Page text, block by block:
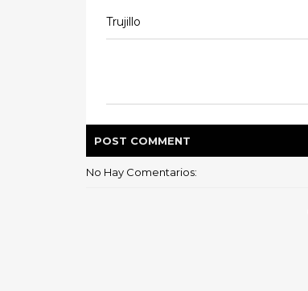
Trujillo
POST COMMENT
No Hay Comentarios: